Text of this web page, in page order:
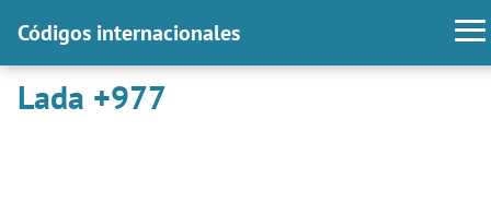
Códigos internacionales
Lada +977